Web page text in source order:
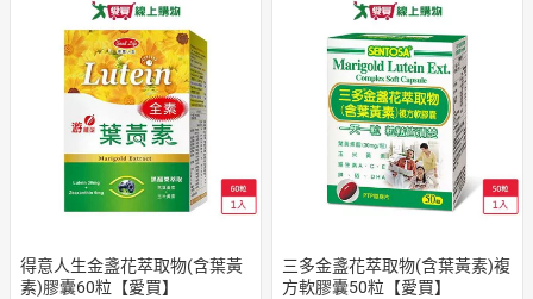
得意人生金盞花萃取物(含葉黃
素)膠囊60粒【愛買】
三多金盞花萃取物(含葉黃素)複
方軟膠囊50粒【愛買】